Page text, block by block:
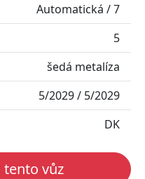
Automatická / 7
5
šedá metalíza
5/2029 / 5/2029
DK
tento vůz